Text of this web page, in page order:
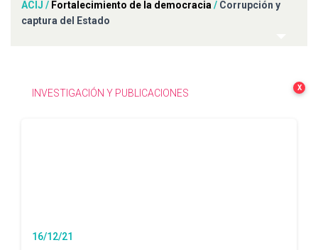
ACIJ / Fortalecimiento de la democracia / Corrupción y
captura del Estado
INVESTIGACIÓN Y PUBLICACIONES X
16/12/21